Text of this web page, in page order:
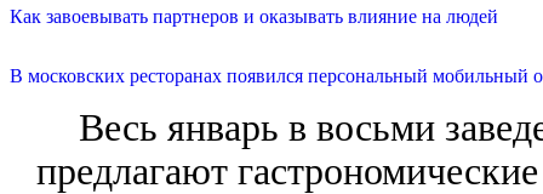
Как завоевывать партнеров и оказывать влияние на людей
В московских ресторанах появился персональный мобильный
Весь январь в восьми
предлагают